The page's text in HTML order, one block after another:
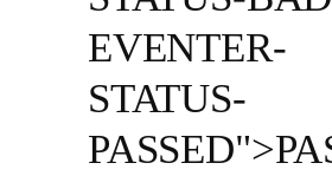
EVENTER-
STATUS-